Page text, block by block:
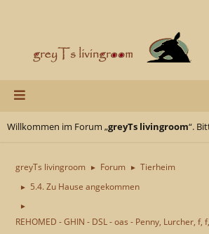
Willkommen im Forum „greyTs livingroom“.
greyTs livingroom ► Forum ► Tierheim
► 5.4. Zu Hause angekommen
►
REHOMED - GHIN - DSL - oas - Penny, Lurcher,